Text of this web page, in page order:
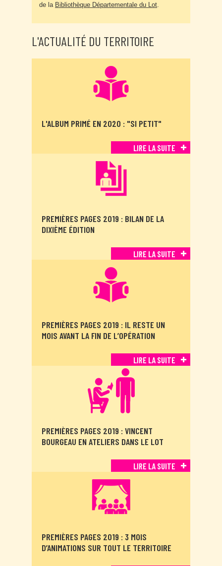
de la Bibliothèque Départementale du Lot.
L'ACTUALITÉ DU TERRITOIRE
L'ALBUM PRIMÉ EN 2020 : "SI PETIT"
LIRE LA SUITE
PREMIÈRES PAGES 2019 : BILAN DE LA
DIXIÈME ÉDITION
LIRE LA SUITE
PREMIÈRES PAGES 2019 : IL RESTE UN
MOIS AVANT LA FIN DE L’OPÉRATION
LIRE LA SUITE
PREMIÈRES PAGES 2019 : VINCENT
BOURGEAU EN ATELIERS DANS LE LOT
LIRE LA SUITE
PREMIÈRES PAGES 2019 : 3 MOIS
D’ANIMATIONS SUR TOUT LE TERRITOIRE